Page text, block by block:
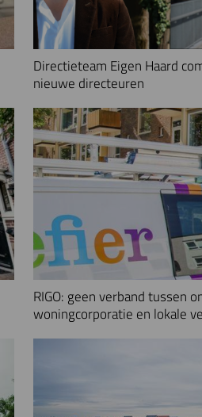
Directieteam Eigen Haard
nieuwe directeuren
RIGO: geen verband tussen
woningcorporatie en lokale